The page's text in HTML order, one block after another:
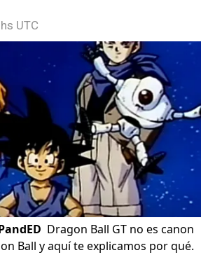
UTC
Dragon Ball GT no es canon
Ball y aquí te explicamos por qué.